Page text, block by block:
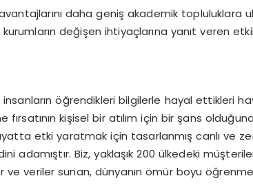
daha geniş akademik topluluklara
değişen ihtiyaçlarına yanıt veren
insanların öğrendikleri bilgilerle hayal ettikleri
fırsatının kişisel bir atılım için bir şans
etki yaratmak için tasarlanmış canlı ve
adamıştır. Biz, yaklaşık 200 ülkedeki
veriler sunan, dünyanın ömür boyu